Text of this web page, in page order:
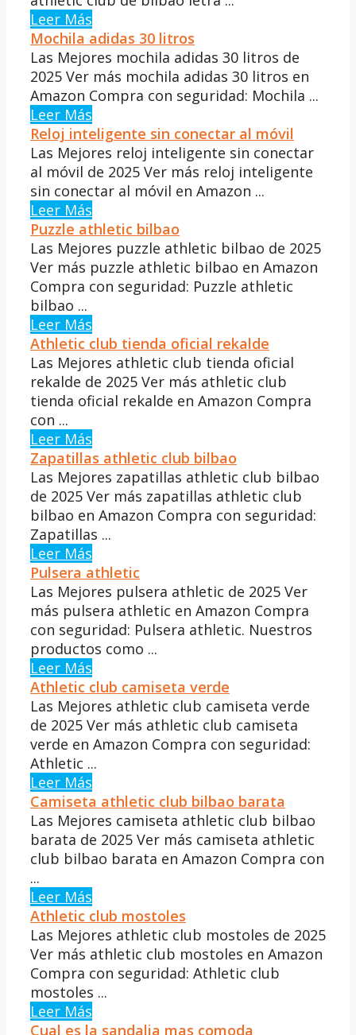
Leer Más
Mochila adidas 30 litros
Las Mejores mochila adidas 30 litros de
2025 Ver más mochila adidas 30 litros en
Amazon Compra con seguridad: Mochila ...
Leer Más
Reloj inteligente sin conectar al móvil
Las Mejores reloj inteligente sin conectar
al móvil de 2025 Ver más reloj inteligente
sin conectar al móvil en Amazon ...
Leer Más
Puzzle athletic bilbao
Las Mejores puzzle athletic bilbao de 2025
Ver más puzzle athletic bilbao en Amazon
Compra con seguridad: Puzzle athletic
bilbao ...
Leer Más
Athletic club tienda oficial rekalde
Las Mejores athletic club tienda oficial
rekalde de 2025 Ver más athletic club
tienda oficial rekalde en Amazon Compra
con ...
Leer Más
Zapatillas athletic club bilbao
Las Mejores zapatillas athletic club bilbao
de 2025 Ver más zapatillas athletic club
bilbao en Amazon Compra con seguridad:
Zapatillas ...
Leer Más
Pulsera athletic
Las Mejores pulsera athletic de 2025 Ver
más pulsera athletic en Amazon Compra
con seguridad: Pulsera athletic. Nuestros
productos como ...
Leer Más
Athletic club camiseta verde
Las Mejores athletic club camiseta verde
de 2025 Ver más athletic club camiseta
verde en Amazon Compra con seguridad:
Athletic ...
Leer Más
Camiseta athletic club bilbao barata
Las Mejores camiseta athletic club bilbao
barata de 2025 Ver más camiseta athletic
club bilbao barata en Amazon Compra con
...
Leer Más
Athletic club mostoles
Las Mejores athletic club mostoles de 2025
Ver más athletic club mostoles en Amazon
Compra con seguridad: Athletic club
mostoles ...
Leer Más
Cual es la sandalia mas comoda